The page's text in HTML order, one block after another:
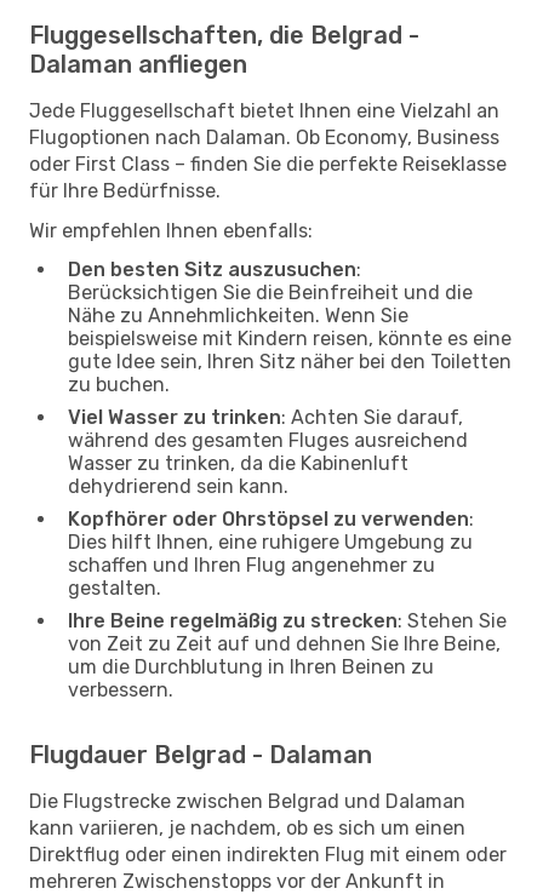
Fluggesellschaften, die Belgrad -
Dalaman anfliegen
Jede Fluggesellschaft bietet Ihnen eine Vielzahl an
Flugoptionen nach Dalaman. Ob Economy, Business
oder First Class – finden Sie die perfekte Reiseklasse
für Ihre Bedürfnisse.
Wir empfehlen Ihnen ebenfalls:
Den besten Sitz auszusuchen:
Berücksichtigen Sie die Beinfreiheit und die
Nähe zu Annehmlichkeiten. Wenn Sie
beispielsweise mit Kindern reisen, könnte es eine
gute Idee sein, Ihren Sitz näher bei den Toiletten
zu buchen.
Viel Wasser zu trinken: Achten Sie darauf,
während des gesamten Fluges ausreichend
Wasser zu trinken, da die Kabinenluft
dehydrierend sein kann.
Kopfhörer oder Ohrstöpsel zu verwenden:
Dies hilft Ihnen, eine ruhigere Umgebung zu
schaffen und Ihren Flug angenehmer zu
gestalten.
Ihre Beine regelmäßig zu strecken: Stehen Sie
von Zeit zu Zeit auf und dehnen Sie Ihre Beine,
um die Durchblutung in Ihren Beinen zu
verbessern.
Flugdauer Belgrad - Dalaman
Die Flugstrecke zwischen Belgrad und Dalaman
kann variieren, je nachdem, ob es sich um einen
Direktflug oder einen indirekten Flug mit einem oder
mehreren Zwischenstopps vor der Ankunft in